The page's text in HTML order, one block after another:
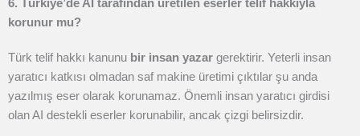
6. Türkiye’de AI tarafından üretilen eserler telif hakkıyla
korunur mu?
Türk telif hakkı kanunu bir insan yazar gerektirir. Yeterli insan
yaratıcı katkısı olmadan saf makine üretimi çıktılar şu anda
yazılmış eser olarak korunamaz. Önemli insan yaratıcı girdisi
olan AI destekli eserler korunabilir, ancak çizgi belirsizdir.